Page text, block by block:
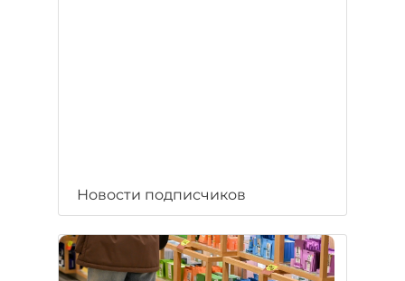
Новости подписчиков